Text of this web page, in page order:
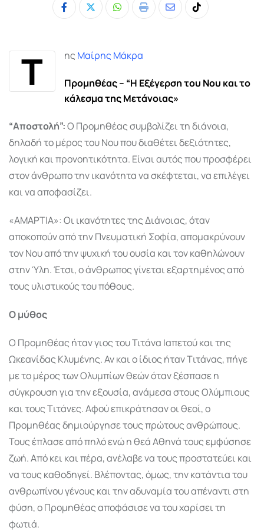
Whatsapp
Print
ShareTiktok
Τ ης Μαίρης Μάκρα
Προμηθέας – “Η Εξέγερση του Νου και το
κάλεσμα της Μετάνοιας»
“Αποστολή”:Ο Προμηθέας συμβολίζει τη διάνοια,
δηλαδή το μέρος του Νου που διαθέτει δεξιότητες,
λογική και προνοητικότητα. Είναι αυτός που προσφέρει
στον άνθρωπο την ικανότητα να σκέφτεται, να επιλέγει
και να αποφασίζει.
«ΑΜΑΡΤΙΑ»: Οι ικανότητες της Διάνοιας, όταν
αποκοπούν από την Πνευματική Σοφία, απομακρύνουν
τον Νου από την ψυχική του ουσία και τον καθηλώνουν
στην Ύλη. Έτσι, ο άνθρωπος γίνεται εξαρτημένος από
τους υλιστικούς του πόθους.
Ο μύθος
Ο Προμηθέας ήταν γιος του Τιτάνα Ιαπετού και της
Ωκεανίδας Κλυμένης. Αν και ο ίδιος ήταν Tιτάνας, πήγε
με το μέρος των Ολυμπίων θεών όταν ξέσπασε η
σύγκρουση για την εξουσία, ανάμεσα στους Oλύμπιους
και τους Tιτάνες. Αφού επικράτησαν οι θεοί, ο
Προμηθέας δημιούργησε τους πρώτους ανθρώπους.
Τους έπλασε από πηλό ενώ η θεά Αθηνά τους εμφύσησε
ζωή. Από κει και πέρα, ανέλαβε να τους προστατεύει και
να τους καθοδηγεί. Βλέποντας, όμως, την κατάντια του
ανθρωπίνου γένους και την αδυναμία του απέναντι στη
φύση, ο Προμηθέας αποφάσισε να του χαρίσει τη
φωτιά.